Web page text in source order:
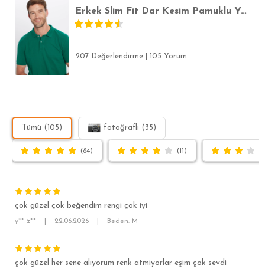
SÜPER SLİM FİT
Erkek Slim Fit Dar Kesim Pamuklu Yumuşak Dokulu Serin Tutan Kumaş Düz Pike Yeşil Polo Yaka Tişört
207 Değerlendirme 105 Yorum
Tümü (105) fotoğraflı (35)
(84) (11)
çok güzel çok beğendim rengi çok iyi
y** z** 22.06.2026 Beden: M
çok güzel her sene alıyorum renk atmiyorlar eşim çok sevdi